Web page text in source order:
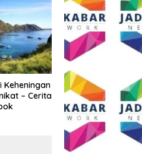
Keheningan
– Cerita